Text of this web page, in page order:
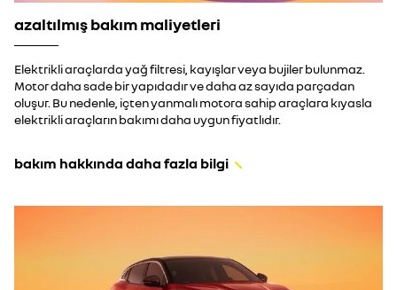
azaltılmış bakım maliyetleri
Elektrikli araçlarda yağ filtresi, kayışlar veya bujiler bulunmaz.
Motor daha sade bir yapıdadır ve daha az sayıda parçadan
oluşur. Bu nedenle, içten yanmalı motora sahip araçlara kıyasla
elektrikli araçların bakımı daha uygun fiyatlıdır.
bakım hakkında daha fazla bilgi